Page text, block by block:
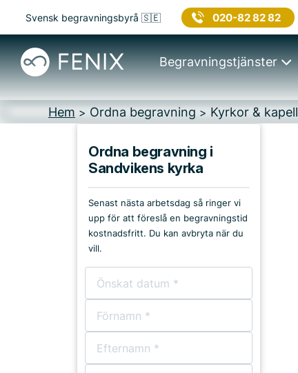
Svensk begravningsbyrå 🇸🇪 020-82 82 82
Begravningstjänster
Hem > Ordna begravning > Kyrkor & kapell
Kyrkor & kapell
Begravningsplatser
Församlingshem
Bårhus
Ordna begravning i
Sandvikens kyrka
Senast nästa arbetsdag så ringer vi
upp för att föreslå en begravningstid
kostnadsfritt. Du kan avbryta när du
vill.